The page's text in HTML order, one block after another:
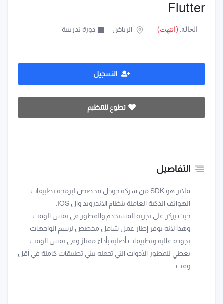
Flutter
الحالة: (انتهت) الرياض دورة تدريبية
التسجيل
تطوع للتنظيم
التفاصيل
فلاتر هو SDK من شركة جوجل مخصص لبرمجة تطبيقات
الهواتف الذكية العاملة بنظام الاندرويد وال IOS.
حيث يركز على تجربة المستخدم والمطور في نفس الوقت
وهذا لأنه يوفر إطار عمل شامل مخصص لرسم الواجهات
بجودة عالية وتطبيقات أصلية بأداء ممتاز وفي نفس الوقت
يعطي للمطور الأدوات التي تجعله يبني تطبيقات كاملة في أقل
وقت .